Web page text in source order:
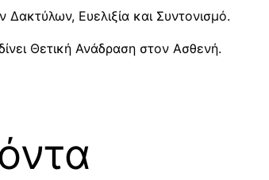
Ευελιξία και Συντονισμό.
Θετική Ανάδραση στον Ασθενή.